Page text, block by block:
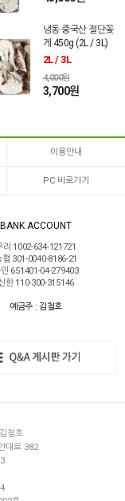
냉동 중국산 절단꽃
게 450g (2L / 3L)
2L / 3L
4,000원
3,700원
이용안내
PC 바로가기
BANK ACCOUNT
리 1002-634-121721
협 301-0040-8186-21
651401-04-279403
한 110-300-315146
예금주 : 김철호
철호
대로 382